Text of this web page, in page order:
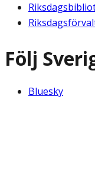
Följ
Bluesky